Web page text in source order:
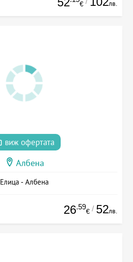
€ лв.
виж офертата
Албена
Елица - Албена
26.59
€ / 52лв.